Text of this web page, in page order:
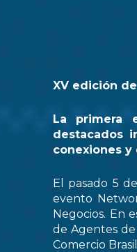
XV edición
La primera
destacados
conexiones
El pasado 5
evento
Negocios. En
de Agentes de
Comercio